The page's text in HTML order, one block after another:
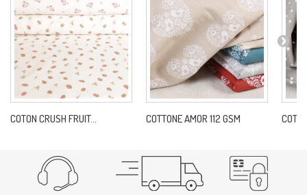
COTON CRUSH FRUIT... COTTONE AMOR 112 GSM